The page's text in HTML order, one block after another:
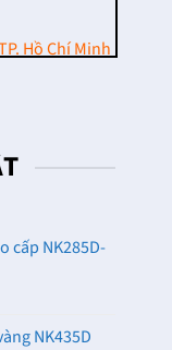
Hồ Chí Minh
cấp NK285D-
NK435D